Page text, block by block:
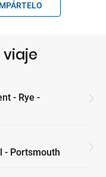
- Rye -
- Portsmouth